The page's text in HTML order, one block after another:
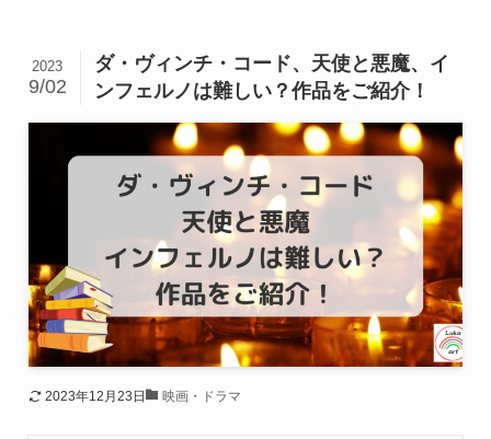
ダ・ヴィンチ・コード、天使と悪魔、イ
ンフェルノは難しい？作品をご紹介！
2023
9/02
2023年12月23日 映画・ドラマ